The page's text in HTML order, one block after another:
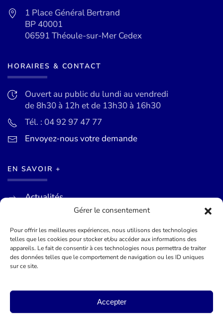
Gérer le consentement
Pour offrir les meilleures expériences, nous utilisons des technologies
telles que les cookies pour stocker et/ou accéder aux informations des
appareils. Le fait de consentir à ces technologies nous permettra de traiter
des données telles que le comportement de navigation ou les ID uniques
sur ce site.
Accepter
1 Place Général Bertrand
BP 40001
06591 Théoule-sur-Mer Cedex
HORAIRES & CONTACT
Ouvert au public du lundi au vendredi
de 8h30 à 12h et de 13h30 à 16h30
Tél. : 04 92 97 47 77
Envoyez-nous votre demande
EN SAVOIR +
Actualités
Agenda des événements
Mentions légales
Conditions générales
Lueur Externe, Agence de Communication